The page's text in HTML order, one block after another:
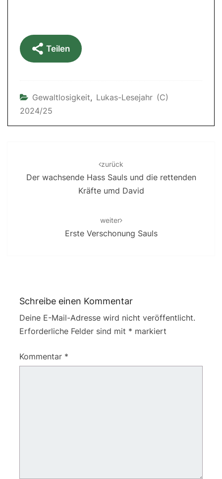
Teilen
Gewaltlosigkeit, Lukas-Lesejahr (C)
2024/25
zurück
Der wachsende Hass Sauls und die rettenden
Kräfte umd David
weiter
Erste Verschonung Sauls
Schreibe einen Kommentar
Deine E-Mail-Adresse wird nicht veröffentlicht.
Erforderliche Felder sind mit * markiert
Kommentar *